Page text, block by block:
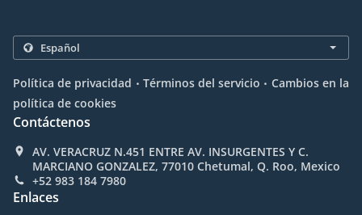
Política de privacidad . Términos del servicio . Cambios en la
política de cookies
Contáctenos
AV. VERACRUZ N.451 ENTRE AV. INSURGENTES Y C.
MARCIANO GONZALEZ, 77010 Chetumal, Q. Roo, Mexico
+52 983 184 7980
Enlaces